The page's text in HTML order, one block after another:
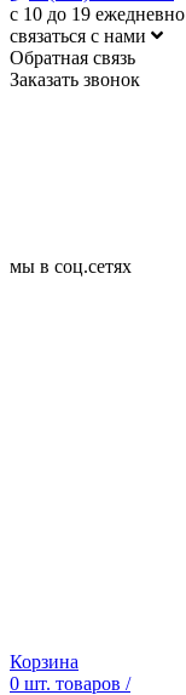
с 10 до 19 ежедневно
связаться с нами
Обратная связь
Заказать звонок
мы в соц.сетях
Корзина
0 шт. товаров /